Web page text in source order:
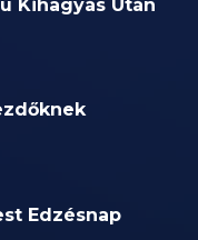
Kihagyás Után
Edzésnap